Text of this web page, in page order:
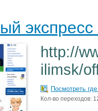
экспресс
http://
ilimsk/
Посмотреть
Кол-во переходов: